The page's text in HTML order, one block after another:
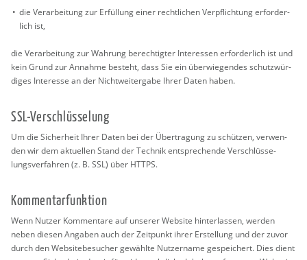
die Ver­ar­bei­tung zur Er­fül­lung einer recht­li­chen Ver­pflich­tung er­for­der­
lich ist,
die Ver­ar­bei­tung zur Wah­rung be­rech­tig­ter In­ter­es­sen er­for­der­lich ist und
kein Grund zur An­nah­me be­steht, dass Sie ein über­wie­gen­des schutz­wür­
di­ges In­ter­es­se an der Nicht­wei­ter­ga­be Ihrer Daten haben.
SSL-Ver­schlüs­se­lung
Um die Si­cher­heit Ihrer Daten bei der Über­tra­gung zu schüt­zen, ver­wen­
den wir dem ak­tu­el­len Stand der Tech­nik ent­spre­chen­de Ver­schlüs­se­
lungs­ver­fah­ren (z. B. SSL) über HTTPS.
Kom­men­tar­funk­ti­on
Wenn Nut­zer Kom­men­ta­re auf un­se­rer Web­site hin­ter­las­sen, wer­den
neben die­sen An­ga­ben auch der Zeit­punkt ihrer Er­stel­lung und der zuvor
durch den Web­site­be­su­cher ge­wähl­te Nut­zer­na­me ge­spei­chert. Dies dient